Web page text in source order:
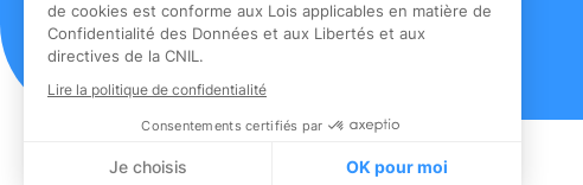
de cookies est conforme aux Lois applicables en matière de
Confidentialité des Données et aux Libertés et aux
directives de la CNIL.
Lire la politique de confidentialité
Consentements certifiés par
Je choisis OK pour moi